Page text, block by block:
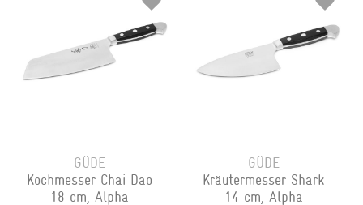
GÜDE
Kochmesser Chai Dao
18 cm, Alpha
GÜDE
Kräutermesser Shark
14 cm, Alpha